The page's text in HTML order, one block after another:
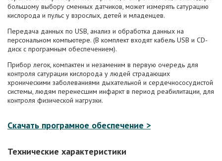
большому выбору сменных датчиков, может измерять сатурацию
кислорода и пульс у взрослых, детей и младенцев.
Передача данных по USB, анализ и обработка данных на
персональном компьютере. (В комплект входят кабель USB и CD-
диск с програмным обеспечением).
Прибор легок, компактен и незаменим в первую очередь для
контроля сатурации кислорода у людей страдающих
хроническими заболеваниями дыхательной и сердечнососудистой
системы, людям перенесшим инфаркт в период реабилитации, для
контроля физической нагрузки.
Скачать програмное обеспечение >
Технические характеристики